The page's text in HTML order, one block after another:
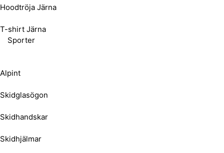
Hoodtröja Järna
T-shirt Järna
Sporter
Alpint
Skidglasögon
Skidhandskar
Skidhjälmar